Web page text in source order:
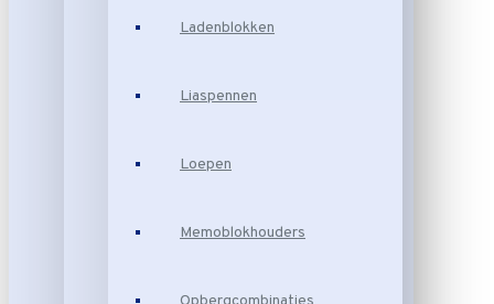
Ladenblokken
Liaspennen
Loepen
Memoblokhouders